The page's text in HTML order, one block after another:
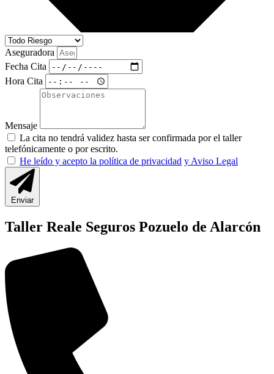
Aseguradora
Fecha Cita
Hora Cita
Mensaje
La cita no tendrá validez hasta ser confirmada por el taller
telefónicamente o por escrito.
He leído y acepto la política de privacidad y Aviso Legal
Enviar
Taller Reale Seguros Pozuelo de Alarcón